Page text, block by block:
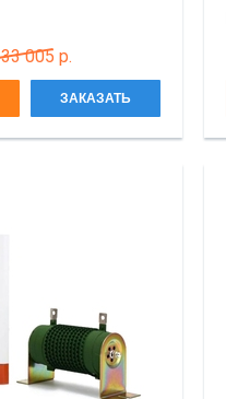
33 005 р.
ЗАКАЗАТЬ